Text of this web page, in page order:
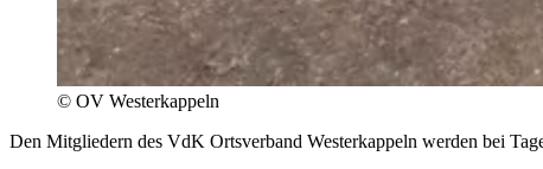
© OV Westerkappeln
Den Mitgliedern des VdK Ortsverband Westerkappeln werden bei